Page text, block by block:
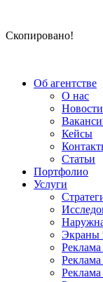
Скопировано!
Об агентстве
О нас
Новости
Кейсы
Статьи
Портфолио
Услуги
Экраны
Реклама